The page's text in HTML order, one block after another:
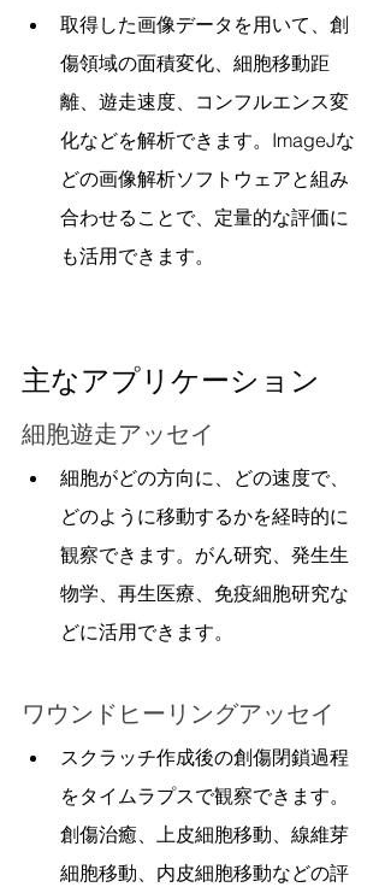
取得した画像データを用いて、創
傷領域の面積変化、細胞移動距
離、遊走速度、コンフルエンス変
化などを解析できます。ImageJな
どの画像解析ソフトウェアと組み
合わせることで、定量的な評価に
も活用できます。
主なアプリケーション
細胞遊走アッセイ
細胞がどの方向に、どの速度で、
どのように移動するかを経時的に
観察できます。がん研究、発生生
物学、再生医療、免疫細胞研究な
どに活用できます。
ワウンドヒーリングアッセイ
スクラッチ作成後の創傷閉鎖過程
をタイムラプスで観察できます。
創傷治癒、上皮細胞移動、線維芽
細胞移動、内皮細胞移動などの評